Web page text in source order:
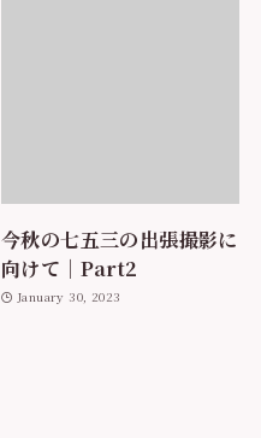
今秋の七五三の出張撮影に
向けて｜Part2
January 30, 2023